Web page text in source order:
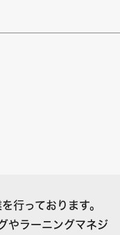
行っております。
やラーニングマネジ